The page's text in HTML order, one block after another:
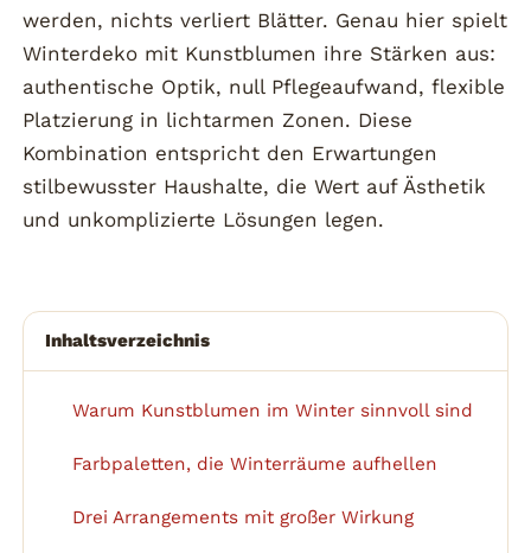
werden, nichts verliert Blätter. Genau hier spielt
Winterdeko mit Kunstblumen ihre Stärken aus:
authentische Optik, null Pflegeaufwand, flexible
Platzierung in lichtarmen Zonen. Diese
Kombination entspricht den Erwartungen
stilbewusster Haushalte, die Wert auf Ästhetik
und unkomplizierte Lösungen legen.
Inhaltsverzeichnis
Warum Kunstblumen im Winter sinnvoll sind
Farbpaletten, die Winterräume aufhellen
Drei Arrangements mit großer Wirkung